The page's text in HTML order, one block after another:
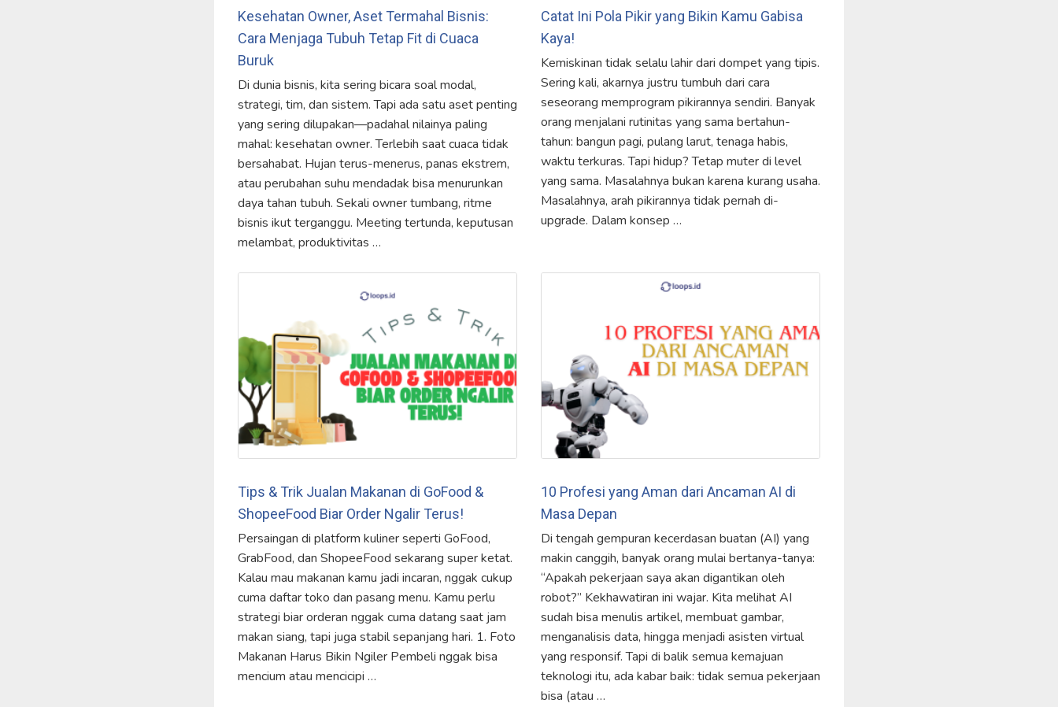
Kesehatan Owner, Aset Termahal Bisnis:
Cara Menjaga Tubuh Tetap Fit di Cuaca
Buruk
Di dunia bisnis, kita sering bicara soal modal,
strategi, tim, dan sistem. Tapi ada satu aset penting
yang sering dilupakan—padahal nilainya paling
mahal: kesehatan owner. Terlebih saat cuaca tidak
bersahabat. Hujan terus-menerus, panas ekstrem,
atau perubahan suhu mendadak bisa menurunkan
daya tahan tubuh. Sekali owner tumbang, ritme
bisnis ikut terganggu. Meeting tertunda, keputusan
melambat, produktivitas …
Catat Ini Pola Pikir yang Bikin Kamu Gabisa
Kaya!
Kemiskinan tidak selalu lahir dari dompet yang tipis.
Sering kali, akarnya justru tumbuh dari cara
seseorang memprogram pikirannya sendiri. Banyak
orang menjalani rutinitas yang sama bertahun-
tahun: bangun pagi, pulang larut, tenaga habis,
waktu terkuras. Tapi hidup? Tetap muter di level
yang sama. Masalahnya bukan karena kurang usaha.
Masalahnya, arah pikirannya tidak pernah di-
upgrade. Dalam konsep …
Tips & Trik Jualan Makanan di GoFood &
ShopeeFood Biar Order Ngalir Terus!
Persaingan di platform kuliner seperti GoFood,
GrabFood, dan ShopeeFood sekarang super ketat.
Kalau mau makanan kamu jadi incaran, nggak cukup
cuma daftar toko dan pasang menu. Kamu perlu
strategi biar orderan nggak cuma datang saat jam
makan siang, tapi juga stabil sepanjang hari. 1. Foto
Makanan Harus Bikin Ngiler Pembeli nggak bisa
mencium atau mencicipi …
10 Profesi yang Aman dari Ancaman AI di
Masa Depan
Di tengah gempuran kecerdasan buatan (AI) yang
makin canggih, banyak orang mulai bertanya-tanya:
“Apakah pekerjaan saya akan digantikan oleh
robot?” Kekhawatiran ini wajar. Kita melihat AI
sudah bisa menulis artikel, membuat gambar,
menganalisis data, hingga menjadi asisten virtual
yang responsif. Tapi di balik semua kemajuan
teknologi itu, ada kabar baik: tidak semua pekerjaan
bisa (atau …